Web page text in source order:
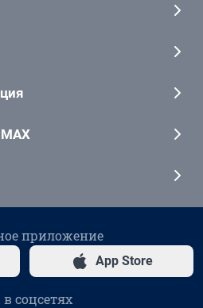
приложение
App Store
соцсетях